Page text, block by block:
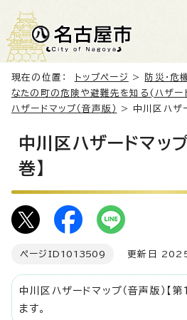
現在の位置： トップページ > 防災・危
なたの町の危険や避難先を知る(ハザー
ハザードマップ（音声版）
> 中川区ハザー
中川区ハザードマップ
巻】
ページID 1013509 更新日 2025
中川区ハザードマップ（音声版）【
ます。